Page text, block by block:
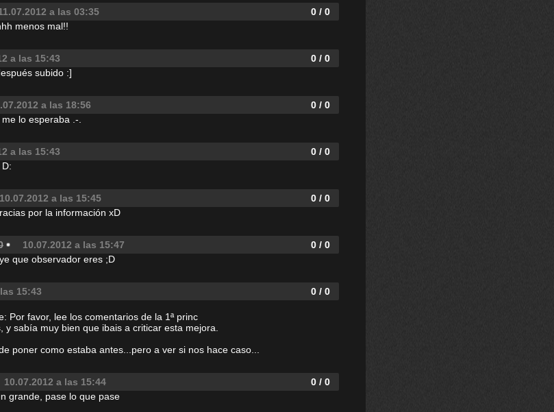
a las 03:35
0 / 0
menos mal!!
a las 15:43
0 / 0
subido :]
a las 18:56
0 / 0
me lo esperaba .-.
a las 15:43
0 / 0
10.07.2012 a las 15:45
0 / 0
por la información xD
10.07.2012 a las 15:47
0 / 0
que observador eres ;D
15:43
0 / 0
Por favor, lee los comentarios de la 1ª princ
y sabía muy bien que ibais a criticar esta mejora.
poner como estaba antes...pero a ver si nos hace caso...
10.07.2012 a las 15:44
0 / 0
grande, pase lo que pase